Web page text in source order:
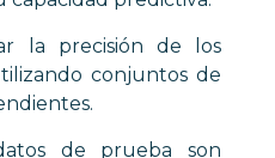
la precisión de los
conjuntos de
de prueba son